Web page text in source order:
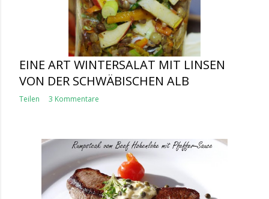
EINE ART WINTERSALAT MIT LINSEN
VON DER SCHWÄBISCHEN ALB
Teilen 3 Kommentare